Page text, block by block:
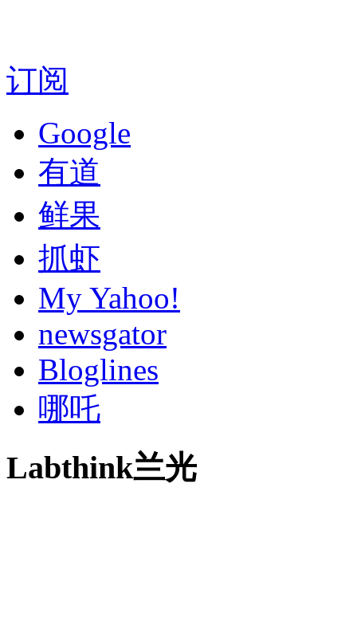
订阅
Google
有道
鲜果
抓虾
My Yahoo!
newsgator
Bloglines
哪吒
Labthink兰光